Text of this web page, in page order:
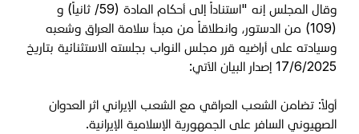
وقال المجلس إنه "استناداً إلى أحكام المادة (59/ ثانياً) و
(109) من الدستور، وانطلاقاً من مبدأ سلامة العراق وشعبه
وسيادته على أراضيه قرر مجلس النواب بجلسته الاستثنائية بتاريخ
17/6/2025 إصدار البيان الآتي:
أولاً: تضامن الشعب العراقي مع الشعب الإيراني اثر العدوان
الصهيوني السافر على الجمهورية الإسلامية الإيرانية.